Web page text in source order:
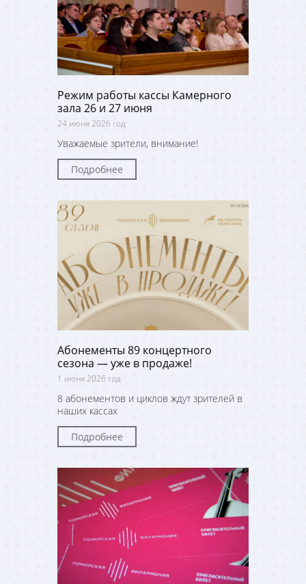
Режим работы кассы Камерного
зала 26 и 27 июня
24 июня 2026 год
Уважаемые зрители, внимание!
Подробнее
Абонементы 89 концертного
сезона — уже в продаже!
1 июня 2026 год
8 абонементов и циклов ждут зрителей в
наших кассах
Подробнее